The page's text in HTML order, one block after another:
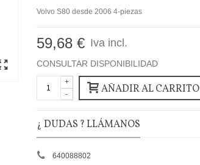
Volvo S80 desde 2006 4-piezas
59,68 € Iva incl.
CONSULTAR DISPONIBILIDAD
-
+
AÑADIR AL CARRITO
¿ DUDAS ? LLÁMANOS
640088802